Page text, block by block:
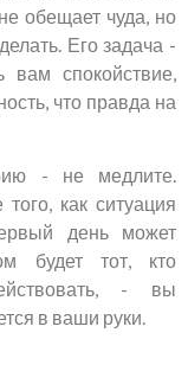
обещает чуда, но
Его задача -
спокойствие,
что правда на
- не медлите.
как ситуация
день может
будет тот, кто
- вы
в ваши руки.